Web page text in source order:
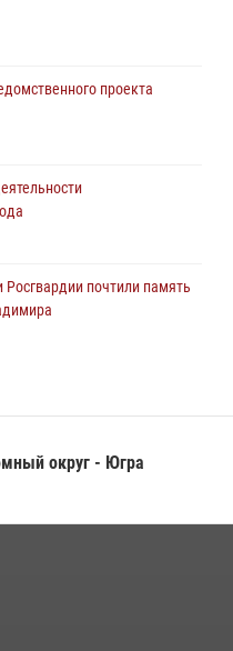
Яковлева
проекта
почтили память
Всероссийского
округ - Югра